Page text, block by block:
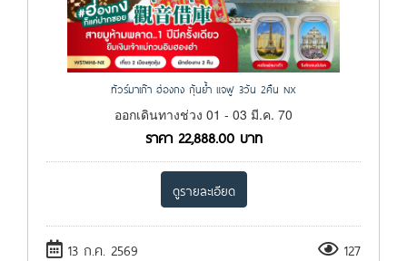
ทัวร์มาเก๊า ฮ่องกง กุ้นย้ำ แจฟู 3วัน 2คืน NX
ออกเดินทางช่วง 01 - 03 มี.ค. 70
ราคา 22,888.00บาท
ดูรายละเอียด
13 ก.ค. 2569 127